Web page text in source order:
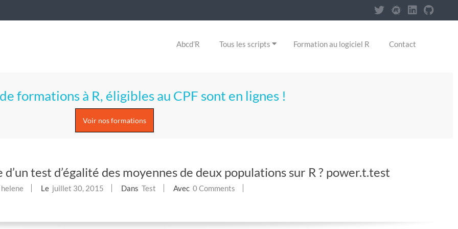
Abcd’R Tous les scripts Formation au logiciel R Contact
formations à R, éligibles au CPF sont en lignes !
Voir nos formations
test d’égalité des moyennes de deux populations sur R ? power.t.test
helene Le juillet 30, 2015 Dans Test Avec 0 Comments